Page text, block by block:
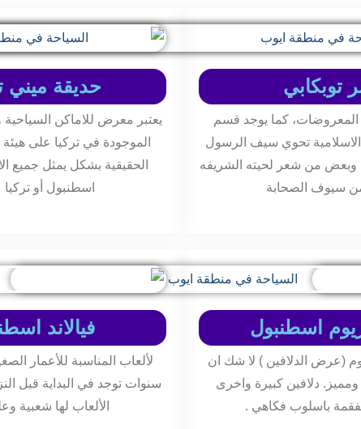
توبكابي
المعروضات، كما يوجد قسم
تحوي سيف الرسول
وبعض من شعر لحيته الشريفه
سيوف الصحابة
حديقة ميني
يعتبر معرض للاماكن السياحية
الموجودة في تركيا على
الحقيقية بشكل يمثل جميع
اسطنبول أو
اسطنبول
(عرض الدلافين ) لا شك ان
دلافين كبيرة واخرى
باسلوب فكاهي .
فيالاند
لألعاب المناسبة للأعمار
سنوات توجد في البداية قبل
الألعاب لها شعبية